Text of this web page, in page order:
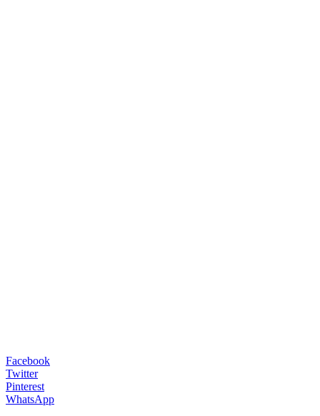
Facebook
Twitter
Pinterest
WhatsApp